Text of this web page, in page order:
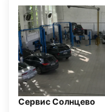
Сервис Солнцево